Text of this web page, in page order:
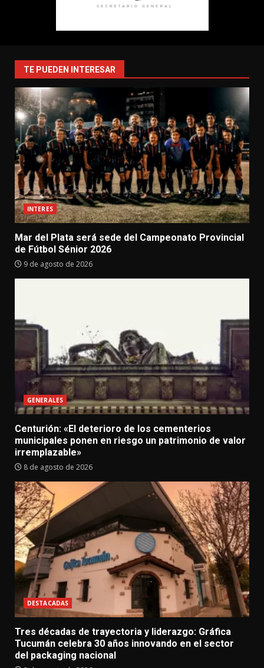
TE PUEDEN INTERESAR
INTERES
Mar del Plata será sede del Campeonato Provincial
de Fútbol Sénior 2026
9 de agosto de 2026
GENERALES
Centurión: «El deterioro de los cementerios
municipales ponen en riesgo un patrimonio de valor
irremplazable»
8 de agosto de 2026
DESTACADAS
Tres décadas de trayectoria y liderazgo: Gráfica
Tucumán celebra 30 años innovando en el sector
del packaging nacional